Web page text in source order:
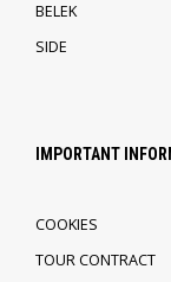
BELEK
SIDE
IMPORTANT
COOKIES
TOUR CONTRACT